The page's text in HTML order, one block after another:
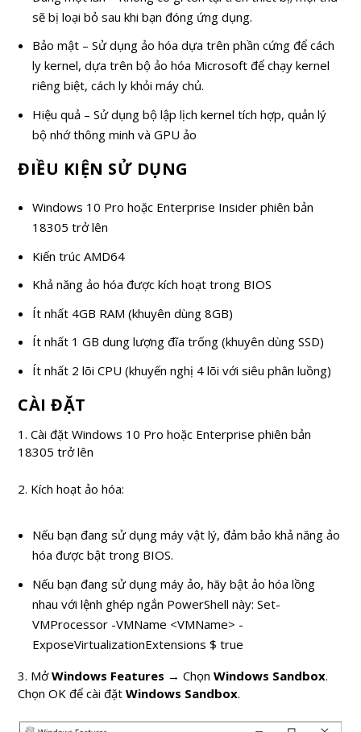
sẽ bị loại bỏ sau khi bạn đóng ứng dụng.
Bảo mật – Sử dụng ảo hóa dựa trên phần cứng để cách
ly kernel, dựa trên bộ ảo hóa Microsoft để chạy kernel
riêng biệt, cách ly khỏi máy chủ.
Hiệu quả – Sử dụng bộ lập lịch kernel tích hợp, quản lý
bộ nhớ thông minh và GPU ảo
ĐIỀU KIỆN SỬ DỤNG
Windows 10 Pro hoặc Enterprise Insider phiên bản
18305 trở lên
Kiến trúc AMD64
Khả năng ảo hóa được kích hoạt trong BIOS
Ít nhất 4GB RAM (khuyên dùng 8GB)
Ít nhất 1 GB dung lượng đĩa trống (khuyên dùng SSD)
Ít nhất 2 lõi CPU (khuyến nghị 4 lõi với siêu phân luồng)
CÀI ĐẶT
1. Cài đặt Windows 10 Pro hoặc Enterprise phiên bản
18305 trở lên
2. Kích hoạt ảo hóa:
Nếu bạn đang sử dụng máy vật lý, đảm bảo khả năng ảo
hóa được bật trong BIOS.
Nếu bạn đang sử dụng máy ảo, hãy bật ảo hóa lồng
nhau với lệnh ghép ngắn PowerShell này: Set-
VMProcessor -VMName <VMName> -
ExposeVirtualizationExtensions $ true
3. MởWindows Features → ChọnWindows Sandbox.
Chọn OK để cài đặtWindows Sandbox.